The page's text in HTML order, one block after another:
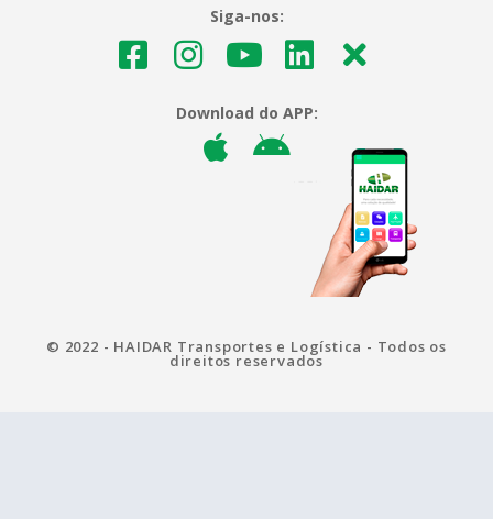
Siga-nos:
Download do APP:
© 2022 - HAIDAR Transportes e Logística - Todos os
direitos reservados